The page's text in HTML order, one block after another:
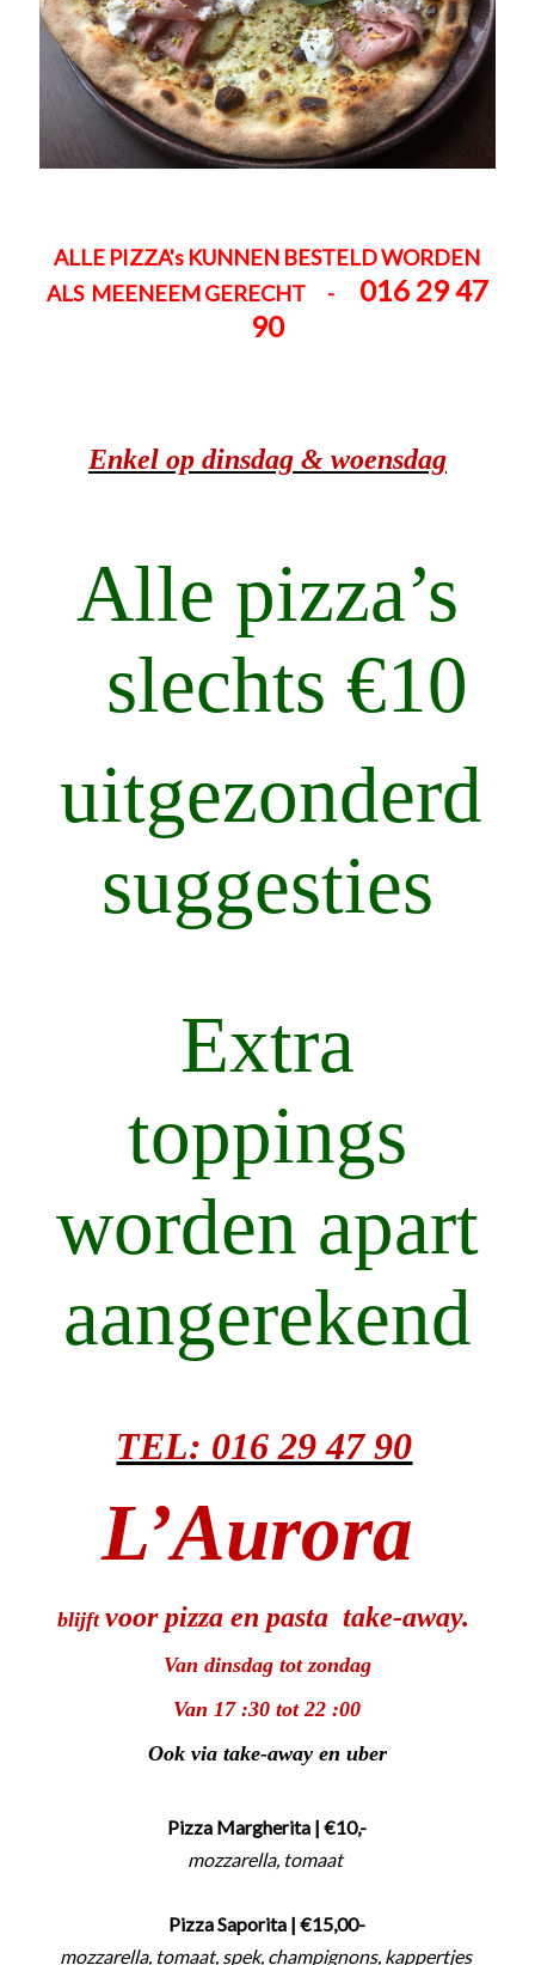
ALLE PIZZA's KUNNEN BESTELD WORDEN
ALS MEENEEM GERECHT - 016 29 47
90
Enkel op dinsdag & woensdag
Alle pizza’s
slechts €10
uitgezonderd
suggesties
Extra
toppings
worden apart
aangerekend
TEL: 016 29 47 90
L’Aurora
blijftvoor pizza en pasta take-away.
Van dinsdag tot zondag
Van 17 :30 tot 22 :00
Ook via take-away en uber
Pizza Margherita | €10,-
mozzarella, tomaat
Pizza Saporita | €15,00-
mozzarella, tomaat, spek, champignons, kappertjes